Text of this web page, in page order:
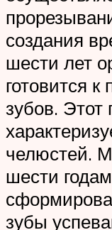
создания
шести лет
готовится
зубов. Этот
челюстей.
шести
зубы